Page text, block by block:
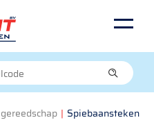
| Spiebaansteken